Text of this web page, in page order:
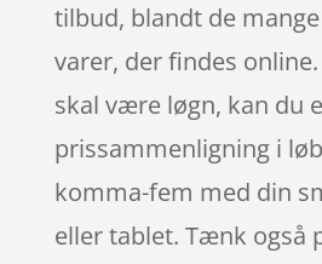
tilbud, blandt de
varer, der findes
skal være løgn, kan du
prissammenligning i
komma-fem med din
eller tablet. Tænk også